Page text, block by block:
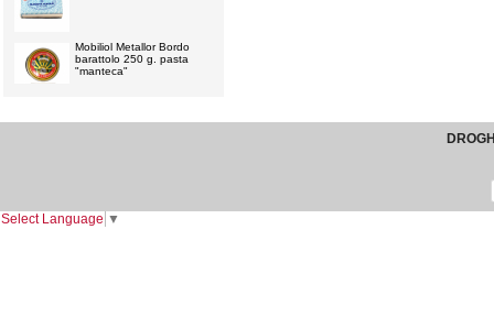
Mobiliol Metallor Bordo
barattolo 250 g. pasta
"manteca"
Select Language ▼